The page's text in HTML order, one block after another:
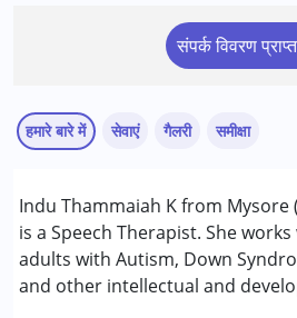
संपर्क विवरण
हमारे बारे में
Indu Thammaiah K from Mysore
is a Speech Therapist. She
adults with Autism, Down
and other intellectual and
सेवाएं
स्पीच थेरेपी
निम्नलिखित विकलांगता संबंधित सेवाएं
अटेंशन डेफिसिट (हाइपरएक्टिविटी)
गैलरी समीक्षा